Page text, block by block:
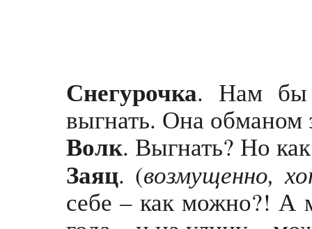
Снегурочка. Нам бы
выгнать. Она обманом
Волк. Выгнать? Но
Заяц. (возмущенно,
себе – как можно?! А